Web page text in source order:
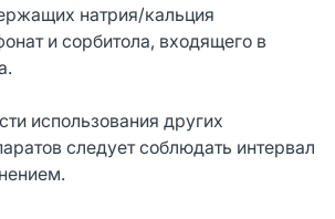
натрия/кальция
и сорбитола, входящего в
использования других
следует соблюдать интервал